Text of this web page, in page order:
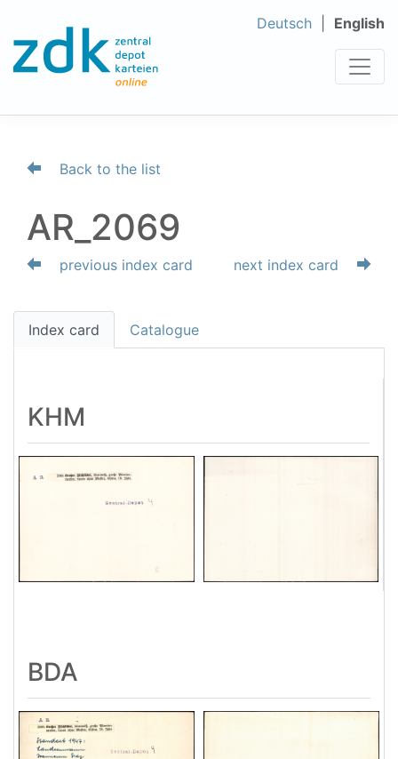
Deutsch English
Back to the list
AR_2069
previous index card next index card
Index card Catalogue
KHM
BDA